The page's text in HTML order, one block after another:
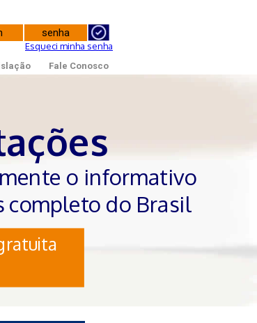
Esqueci minha senha
Fale Conosco
o informativo
completo do Brasil